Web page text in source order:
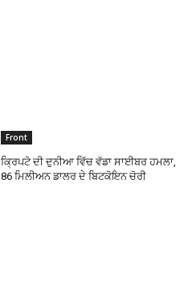
Front
ਕ੍ਰਿਪਟੋ ਦੀ ਦੁਨੀਆ ਵਿੱਚ ਵੱਡਾ ਸਾਈਬਰ ਹਮਲਾ,
86 ਮਿਲੀਅਨ ਡਾਲਰ ਦੇ ਬਿਟਕੋਇਨ ਚੋਰੀ